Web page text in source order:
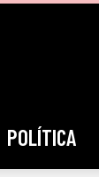
POLÍTICA